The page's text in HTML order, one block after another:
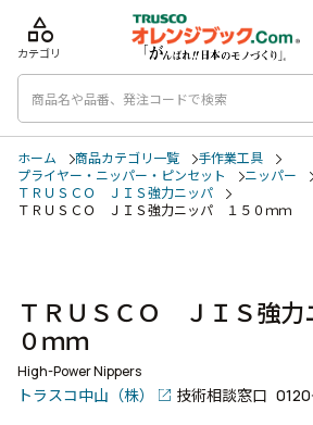
category
カテゴリ
ホーム 商品カテゴリ一覧
手作業工具
プライヤー・ニッパー・ピンセット
ニッパー
ＴＲＵＳＣＯ ＪＩＳ強力ニッパ
ＴＲＵＳＣＯ ＪＩＳ強力ニッパ １５０ｍｍ
ＴＲＵＳＣＯ ＪＩＳ強
０ｍｍ
High-Power Nippers
トラスコ中山（株） 技術相談窓口